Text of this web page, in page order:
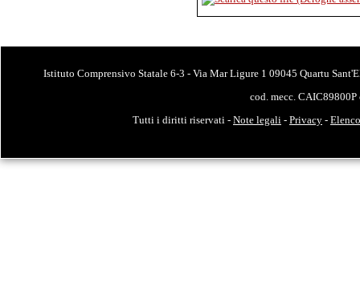
Istituto Comprensivo Statale 6-3 - Via Mar Ligure 1 09045 Quartu
cod. mecc.
Tutti i diritti riservati - Note legali - Privacy -